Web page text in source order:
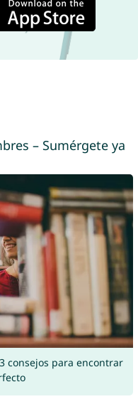
– Sumérgete ya
consejos para encontrar